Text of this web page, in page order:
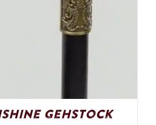
Gehstock